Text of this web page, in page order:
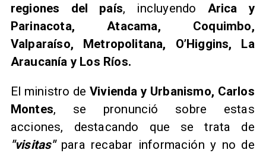
regiones del país, incluyendo Arica y
Parinacota, Atacama, Coquimbo,
Valparaíso, Metropolitana, O’Higgins, La
Araucanía y Los Ríos.
​El ministro deVivienda y Urbanismo, Carlos
Montes, se pronunció sobre estas
acciones, destacando que se trata de
"visitas"para recabar información y no de